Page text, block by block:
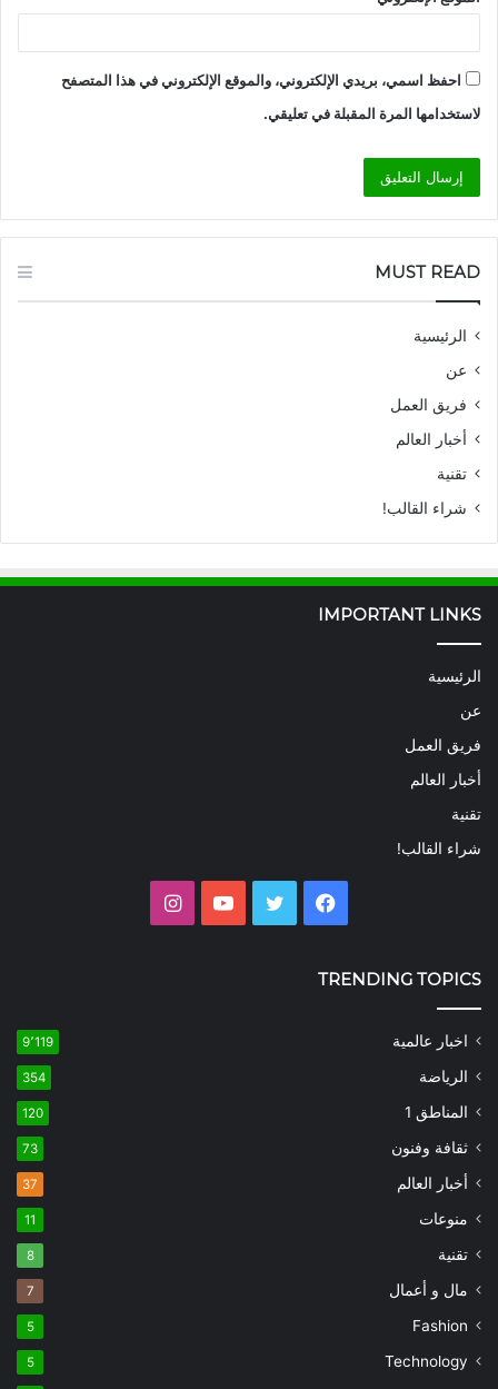
احفظ اسمي، بريدي الإلكتروني، والموقع الإلكتروني في هذا المتصفح
لاستخدامها المرة المقبلة في تعليقي.
MUST READ
الرئيسية
عن
فريق العمل
أخبار العالم
تقنية
شراء القالب!
IMPORTANT LINKS
الرئيسية
عن
فريق العمل
أخبار العالم
تقنية
شراء القالب!
فيسبوك تويتر يوتيوب
TRENDING TOPICS
اخبار عالمية 9٬119
الرياضة 354
المناطق 1 120
ثقافة وفنون 73
أخبار العالم 37
منوعات 11
تقنية 8
مال و أعمال 7
Fashion
5
Technology
5